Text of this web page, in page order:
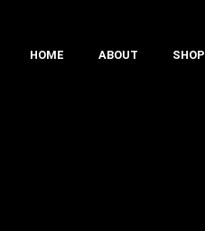
HOME ABOUT SHOP